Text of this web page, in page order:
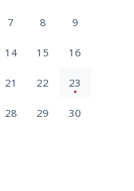
7 8 9
14 15 16
21 22 23
28 29 30